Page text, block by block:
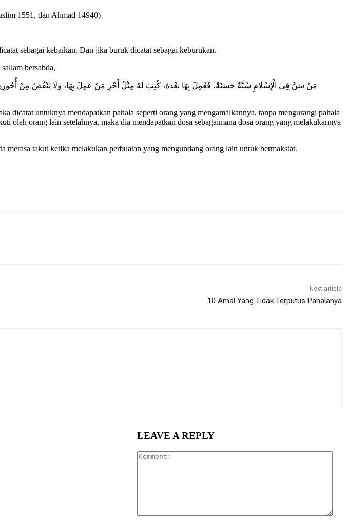
1551, dan Ahmad 14940)
sebagai kebaikan. Dan jika buruk dicatat sebagai keburukan.
bersabda,
مَنْ سَنَّ فِي الْإِسْلَامِ سُنَّةً حَسَنَةً، فَعُمِلَ بِهَا بَعْدَهُ، كُتِبَ لَهُ مِثْلُ أَجْرِ مَنْ عَمِلَ بِهَا، وَلَا يَنْقُصُ مِنْ
dicatat untuknya mendapatkan pahala seperti orang yang mengamalkannya, tanpa mengurangi pahala
orang lain setelahnya, maka dia mendapatkan dosa sebagaimana dosa orang yang melakukannya
takut ketika melakukan perbuatan yang mengundang orang lain untuk bermaksiat.
Next article
10 Amal Yang Tidak Terputus Pahalanya
LEAVE A REPLY